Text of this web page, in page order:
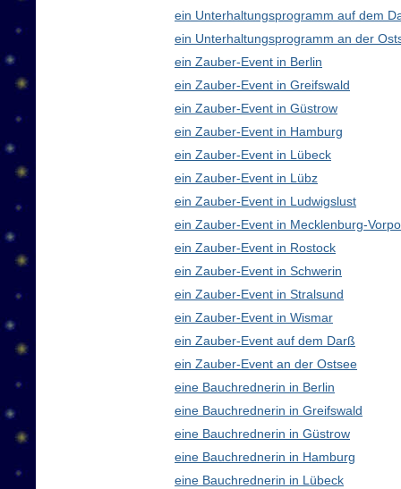
ein Unterhaltungsprogramm auf dem
ein Unterhaltungsprogramm an der
ein Zauber-Event in Berlin
ein Zauber-Event in Greifswald
ein Zauber-Event in Güstrow
ein Zauber-Event in Hamburg
ein Zauber-Event in Lübeck
ein Zauber-Event in Lübz
ein Zauber-Event in Ludwigslust
ein Zauber-Event in Mecklenburg-
ein Zauber-Event in Rostock
ein Zauber-Event in Schwerin
ein Zauber-Event in Stralsund
ein Zauber-Event in Wismar
ein Zauber-Event auf dem Darß
ein Zauber-Event an der Ostsee
eine Bauchrednerin in Berlin
eine Bauchrednerin in Greifswald
eine Bauchrednerin in Güstrow
eine Bauchrednerin in Hamburg
eine Bauchrednerin in Lübeck